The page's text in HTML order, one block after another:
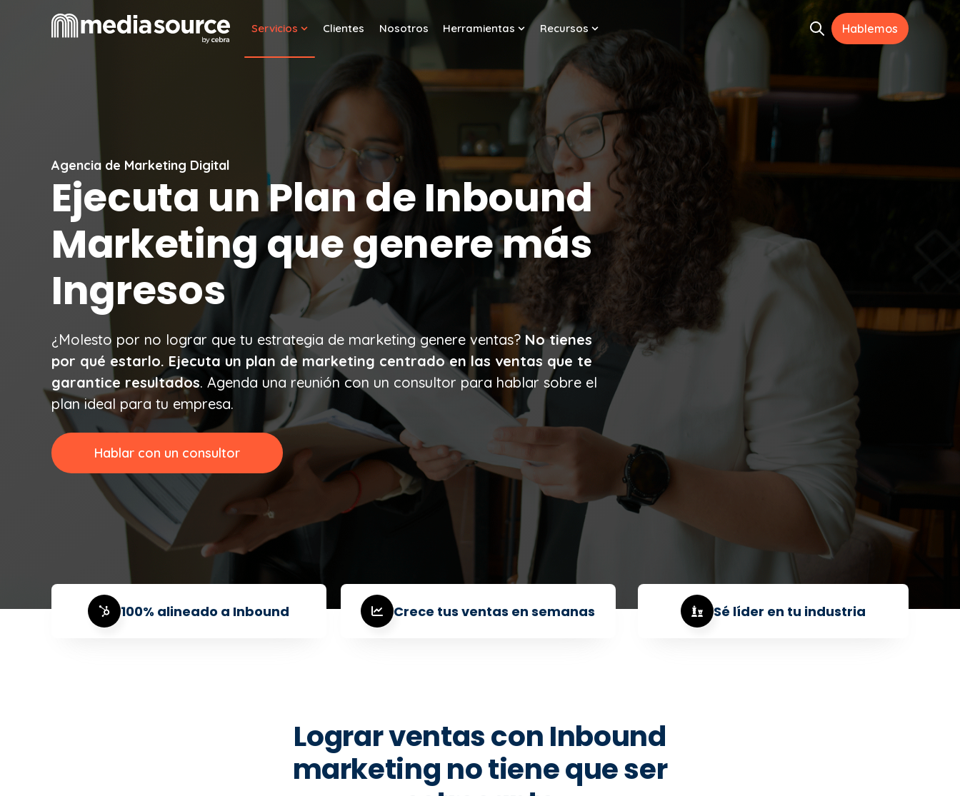
Servicios
Show submenu for Servicios
Clientes Nosotros Herramientas
Show submenu for Herramientas
Recursos
Show submenu for Recursos Open search
Hablemos
Agencia de Marketing Digital
Ejecuta un Plan de Inbound
Marketing que genere más
Ingresos
¿Molesto por no lograr que tu estrategia de marketing genere ventas? No tienes
por qué estarlo. Ejecuta un plan de marketing centrado en las ventas que te
garantice resultados. Agenda una reunión con un consultor para hablar sobre el
plan ideal para tu empresa.
Hablar con un consultor
100% alineado a Inbound Crece tus ventas en semanas Sé líder en tu industria
Lograr ventas con Inbound
marketing no tiene que ser